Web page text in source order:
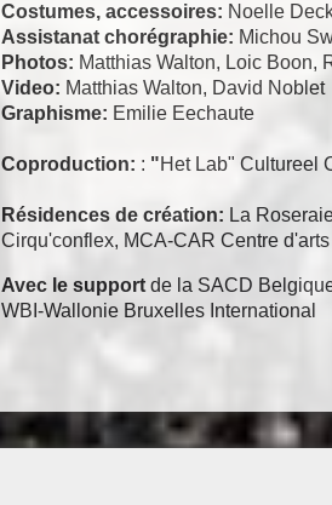
Costumes, accessoires: Noelle
Assistanat chorégraphie: Michou
Photos: Matthias Walton, Loic Boon,
Video: Matthias Walton, David Noblet
Graphisme: Emilie Eechaute
Coproduction: : "Het Lab" Cultureel
Résidences de création: La
Cirqu'conflex, MCA-CAR Centre
Avec le support de la SACD
WBI-Wallonie Bruxelles International